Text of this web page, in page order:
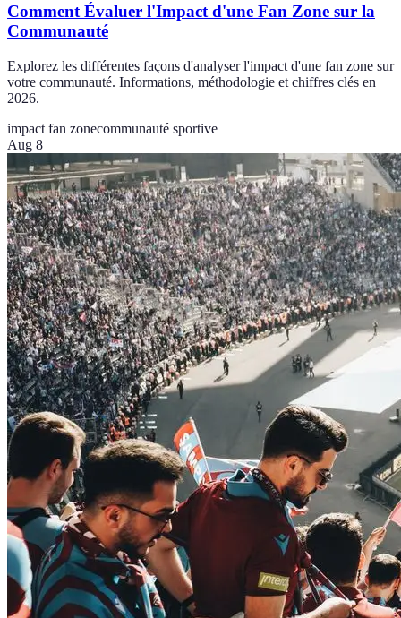
Comment Évaluer l'Impact d'une Fan Zone sur la
Communauté
Explorez les différentes façons d'analyser l'impact d'une fan zone sur
votre communauté. Informations, méthodologie et chiffres clés en
2026.
impact fan zonecommunauté sportive
Aug 8